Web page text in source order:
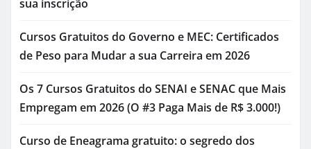
sua inscrição
Cursos Gratuitos do Governo e MEC: Certificados
de Peso para Mudar a sua Carreira em 2026
Os 7 Cursos Gratuitos do SENAI e SENAC que Mais
Empregam em 2026 (O #3 Paga Mais de R$ 3.000!)
Curso de Eneagrama gratuito: o segredo dos